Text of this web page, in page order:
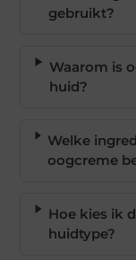
gebruikt?
Waarom is
huid?
Welke
oogcreme
Hoe kies ik
huidtype?